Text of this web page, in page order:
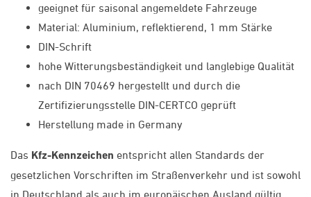
geeignet für saisonal angemeldete Fahrzeuge
Material: Aluminium, reflektierend, 1 mm Stärke
DIN-Schrift
hohe Witterungsbeständigkeit und langlebige Qualität
nach DIN 70469 hergestellt und durch die
Zertifizierungsstelle DIN-CERTCO geprüft
Herstellung made in Germany
Das Kfz-Kennzeichen entspricht allen Standards der
gesetzlichen Vorschriften im Straßenverkehr und ist sowohl
in Deutschland als auch im europäischen Ausland gültig.